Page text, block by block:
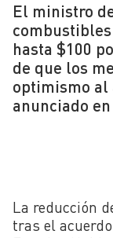
El ministro
hasta $100
de que los
optimismo al
anunciado
La reducción
tras el